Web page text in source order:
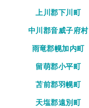
上川郡下川町
中川郡音威子府村
雨竜郡幌加内町
留萌郡小平町
苫前郡羽幌町
天塩郡遠別町